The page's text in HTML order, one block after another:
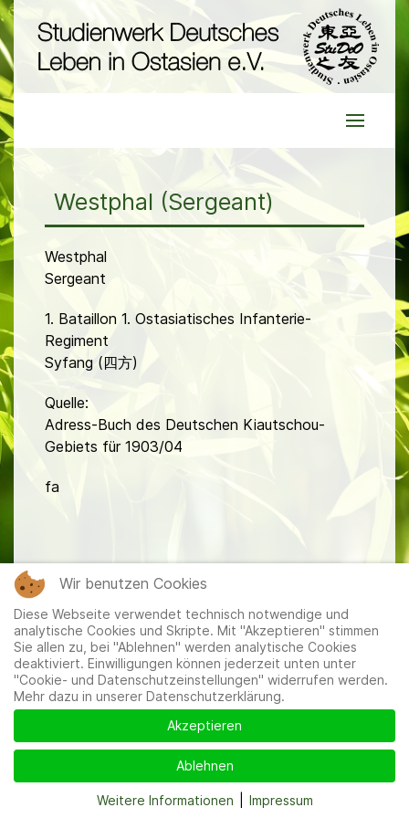
Westphal (Sergeant)
Westphal
Sergeant
1. Bataillon 1. Ostasiatisches Infanterie-
Regiment
Syfang (四方)
Quelle:
Adress-Buch des Deutschen Kiautschou-
Gebiets für 1903/04
fa
Mitglieder|Impressum| Datenschutzerklärung|Cookie-
und Datenschutzeinstellungen
Wir benutzen Cookies
Diese Webseite verwendet technisch notwendige und
analytische Cookies und Skripte. Mit "Akzeptieren" stimmen
Sie allen zu, bei "Ablehnen" werden analytische Cookies
deaktiviert. Einwilligungen können jederzeit unten unter
"Cookie- und Datenschutzeinstellungen" widerrufen werden.
Mehr dazu in unserer Datenschutzerklärung.
Akzeptieren
Ablehnen
Weitere Informationen Impressum